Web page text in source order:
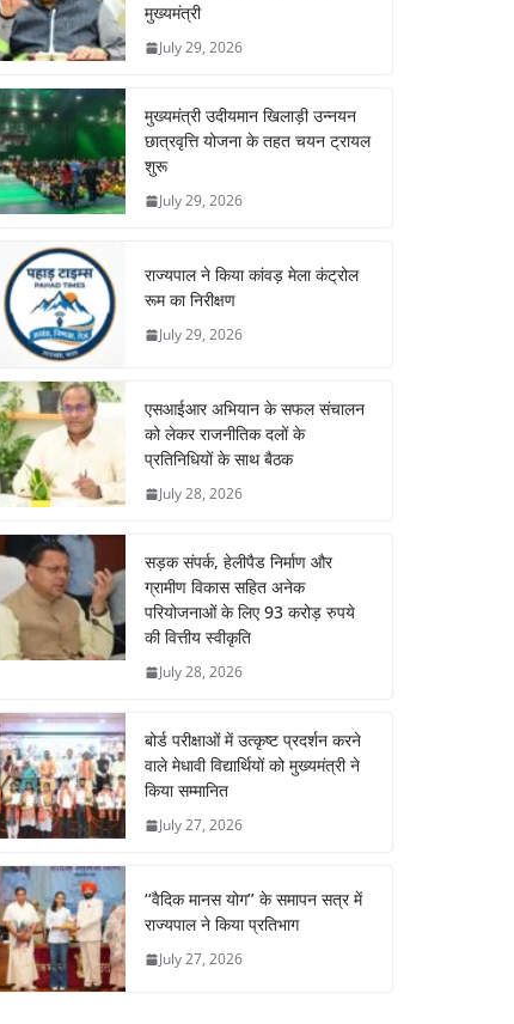
मुख्यमंत्री
July 29, 2026
मुख्यमंत्री उदीयमान खिलाड़ी उन्नयन
छात्रवृत्ति योजना के तहत चयन ट्रायल
शुरू
July 29, 2026
राज्यपाल ने किया कांवड़ मेला कंट्रोल
रूम का निरीक्षण
July 29, 2026
एसआईआर अभियान के सफल संचालन
को लेकर राजनीतिक दलों के
प्रतिनिधियों के साथ बैठक
July 28, 2026
सड़क संपर्क, हेलीपैड निर्माण और
ग्रामीण विकास सहित अनेक
परियोजनाओं के लिए 93 करोड़ रुपये
की वित्तीय स्वीकृति
July 28, 2026
बोर्ड परीक्षाओं में उत्कृष्ट प्रदर्शन करने
वाले मेधावी विद्यार्थियों को मुख्यमंत्री ने
किया सम्मानित
July 27, 2026
‘‘वैदिक मानस योग’’ के समापन सत्र में
राज्यपाल ने किया प्रतिभाग
July 27, 2026